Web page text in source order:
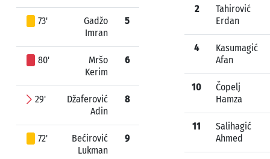
73'
Gadžo
Imran
5
80'
Mršo
Kerim
6
29'
Džaferović
Adin
8
72'
Bećirović
Lukman
9
2
Tahirović
Erdan
4
Kasumagić
Afan
10
Čopelj
Hamza
11
Salihagić
Ahmed